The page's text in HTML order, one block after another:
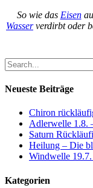
So wie das Eisen
Wasserverdirbt oder
Neueste Beiträge
Chiron
Adlerwelle 1.8.
Saturn
Heilung – Die
Windwelle
Kategorien